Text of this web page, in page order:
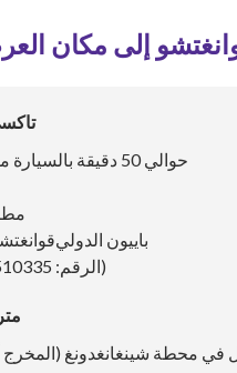
إلى مكان
حوالي 50 دقيقة بالسيارة من
باييون الدولي
(الرقم: 510335)